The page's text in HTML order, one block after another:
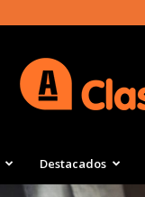
Destacados